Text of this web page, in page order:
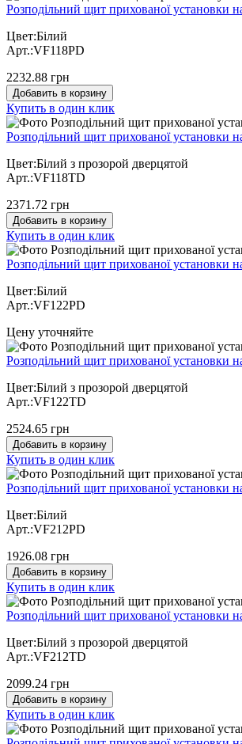
Розподільний щит прихованої установки
Цвет:Білий
Арт.:VF118PD
2232.88 грн
Добавить в корзину
Купить в один клик
Розподільний щит прихованої установки
Цвет:Білий з прозорой дверцятой
Арт.:VF118TD
2371.72 грн
Добавить в корзину
Купить в один клик
Розподільний щит прихованої установки
Цвет:Білий
Арт.:VF122PD
Цену уточняйте
Розподільний щит прихованої установки
Цвет:Білий з прозорой дверцятой
Арт.:VF122TD
2524.65 грн
Добавить в корзину
Купить в один клик
Розподільний щит прихованої установки
Цвет:Білий
Арт.:VF212PD
1926.08 грн
Добавить в корзину
Купить в один клик
Розподільний щит прихованої установки
Цвет:Білий з прозорой дверцятой
Арт.:VF212TD
2099.24 грн
Добавить в корзину
Купить в один клик